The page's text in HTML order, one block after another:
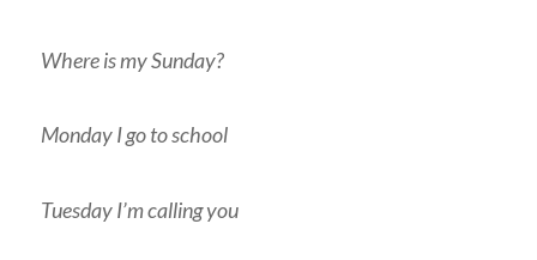
Where is my Sunday?
Monday I go to school
Tuesday I’m calling you